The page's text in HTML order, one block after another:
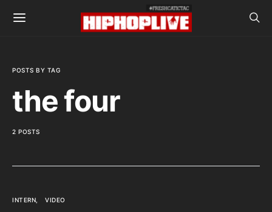
POSTS BY TAG
the four
2 POSTS
INTERN VIDEO